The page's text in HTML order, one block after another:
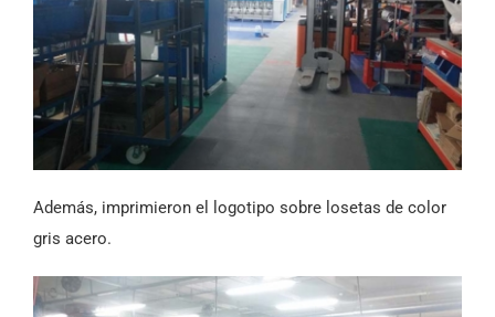
Además, imprimieron el logotipo sobre losetas de color
gris acero.